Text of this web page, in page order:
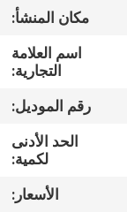
معلومات
جولة
المعمل
مكان المنشأ:
اسم العلامة
التجارية:
رقم الموديل:
الحد الأدنى
لكمية:
الأسعار: